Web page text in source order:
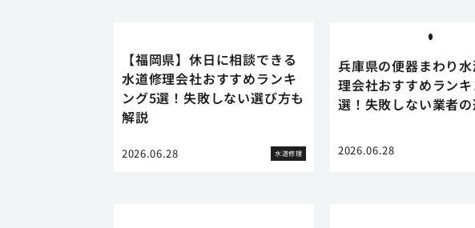
【福岡県】休日に相談できる
水道修理会社おすすめランキ
ング5選！失敗しない選び方も
解説
2026.06.28 水道修理
兵庫県の便器まわり
理会社おすすめラン
選！失敗しない業者
2026.06.28